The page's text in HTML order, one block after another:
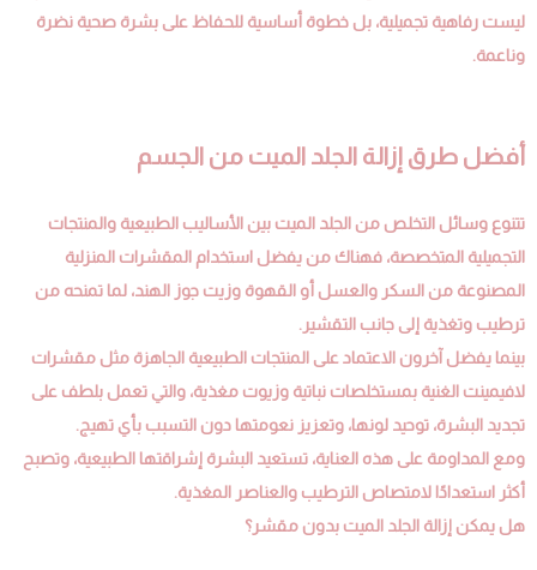
ليست رفاهية تجميلية، بل خطوة أساسية للحفاظ على بشرة صحية نضرة
وناعمة.
أفضل طرق إزالة الجلد الميت من الجسم
تتنوع وسائل التخلص من الجلد الميت بين الأساليب الطبيعية والمنتجات
التجميلية المتخصصة، فهناك من يفضل استخدام المقشرات المنزلية
المصنوعة من السكر والعسل أو القهوة وزيت جوز الهند، لما تمنحه من
ترطيب وتغذية إلى جانب التقشير.
بينما يفضل آخرون الاعتماد على المنتجات الطبيعية الجاهزة مثل مقشرات
لافيمينت الغنية بمستخلصات نباتية وزيوت مغذية، والتي تعمل بلطف على
تجديد البشرة، توحيد لونها، وتعزيز نعومتها دون التسبب بأي تهيج.
ومع المداومة على هذه العناية، تستعيد البشرة إشراقتها الطبيعية، وتصبح
أكثر استعدادًا لامتصاص الترطيب والعناصر المغذية.
هل يمكن إزالة الجلد الميت بدون مقشر؟